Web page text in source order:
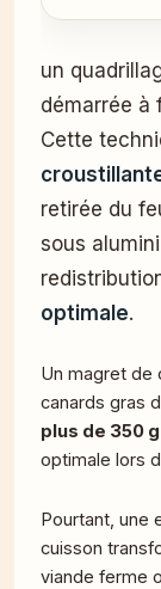
un quadrillage précis de la peau et une cuisson
démarrée à
Cette
retirée du
sous
optimale.
Un magret de
canards gras
plus de 350
optimale lors
Pourtant, une
cuisson
viande ferme